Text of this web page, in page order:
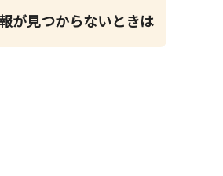
が見つからないときは